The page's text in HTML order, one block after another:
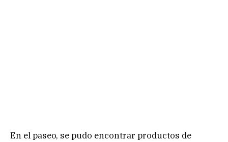
En el paseo, se pudo encontrar productos de